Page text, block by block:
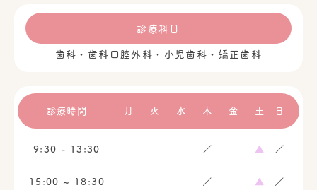
診療科目
歯科・歯科口腔外科・小児歯科・矯正歯科
診療時間 月 火 水 木 金 土 日
9:30 - 13:30 ／ ▲ ／
15:00 ~ 18:30 ／ ▲ ／